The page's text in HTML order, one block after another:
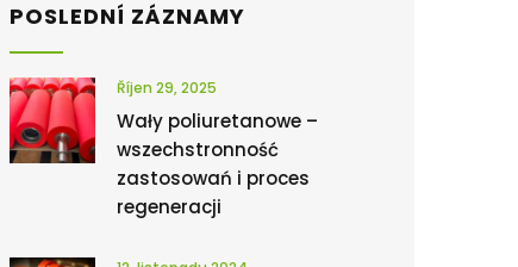
POSLEDNÍ ZÁZNAMY
Říjen 29, 2025
Wały poliuretanowe –
wszechstronność
zastosowań i proces
regeneracji